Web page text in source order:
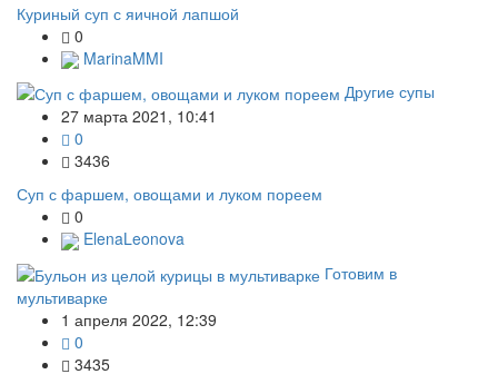
Куриный суп с яичной лапшой
0
MarinaMMI
Другие супы
27 марта 2021, 10:41
0
3436
Суп с фаршем, овощами и луком пореем
0
ElenaLeonova
Готовим в
мультиварке
1 апреля 2022, 12:39
0
3435